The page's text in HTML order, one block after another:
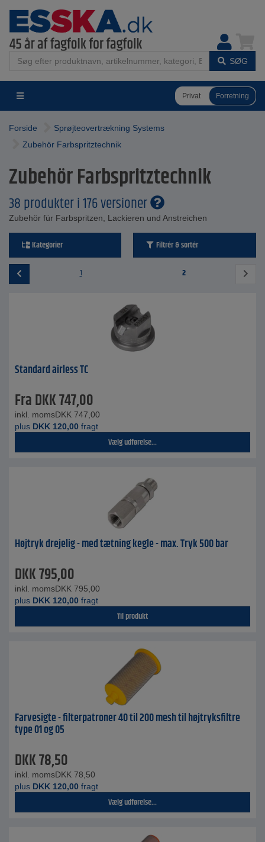
SØG
Privat Forretning
Forside
Sprøjteovertrækning Systems
Zubehör Farbspritztechnik
Zubehör Farbspritztechnik
38 produkter i 176 versioner
Zubehör für Farbspritzen, Lackieren und Anstreichen
Kategorier Filtrér & sortér
1 2
Standard airless TC
FraDKK747,00
inkl. momsDKK 747,00
plus DKK 120,00 fragt
Vælg udførelse...
Højtryk drejelig - med tætning kegle - max. Tryk 500 bar
DKK795,00
inkl. momsDKK 795,00
plus DKK 120,00 fragt
Til produkt
Farvesigte - filterpatroner 40 til 200 mesh til højtryksfiltre
type 01 og 05
DKK78,50
inkl. momsDKK 78,50
plus DKK 120,00 fragt
Vælg udførelse...